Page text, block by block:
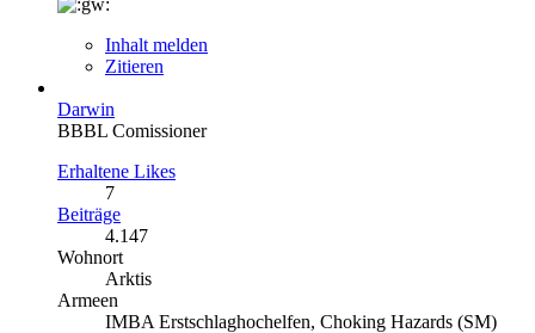
Inhalt melden
Zitieren
Darwin
BBBL Comissioner
Erhaltene Likes
7
Beiträge
4.147
Wohnort
Arktis
Armeen
IMBA Erstschlaghochelfen, Choking Hazards (SM)